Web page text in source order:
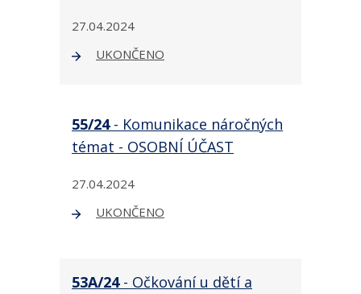
27.04.2024
UKONČENO
55/24- Komunikace náročných
témat - OSOBNÍ ÚČAST
27.04.2024
UKONČENO
53A/24- Očkování u dětí a